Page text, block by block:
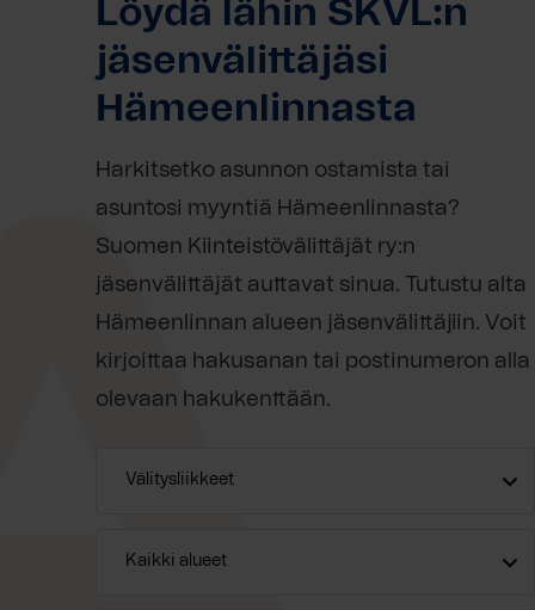
Löydä lähin SKVL:n
jäsenvälittäjäsi
Hämeenlinnasta
Harkitsetko asunnon ostamista tai
asuntosi myyntiä Hämeenlinnasta?
Suomen Kiinteistövälittäjät ry:n
jäsenvälittäjät auttavat sinua. Tutustu alta
Hämeenlinnan alueen jäsenvälittäjiin. Voit
kirjoittaa hakusanan tai postinumeron alla
olevaan hakukenttään.